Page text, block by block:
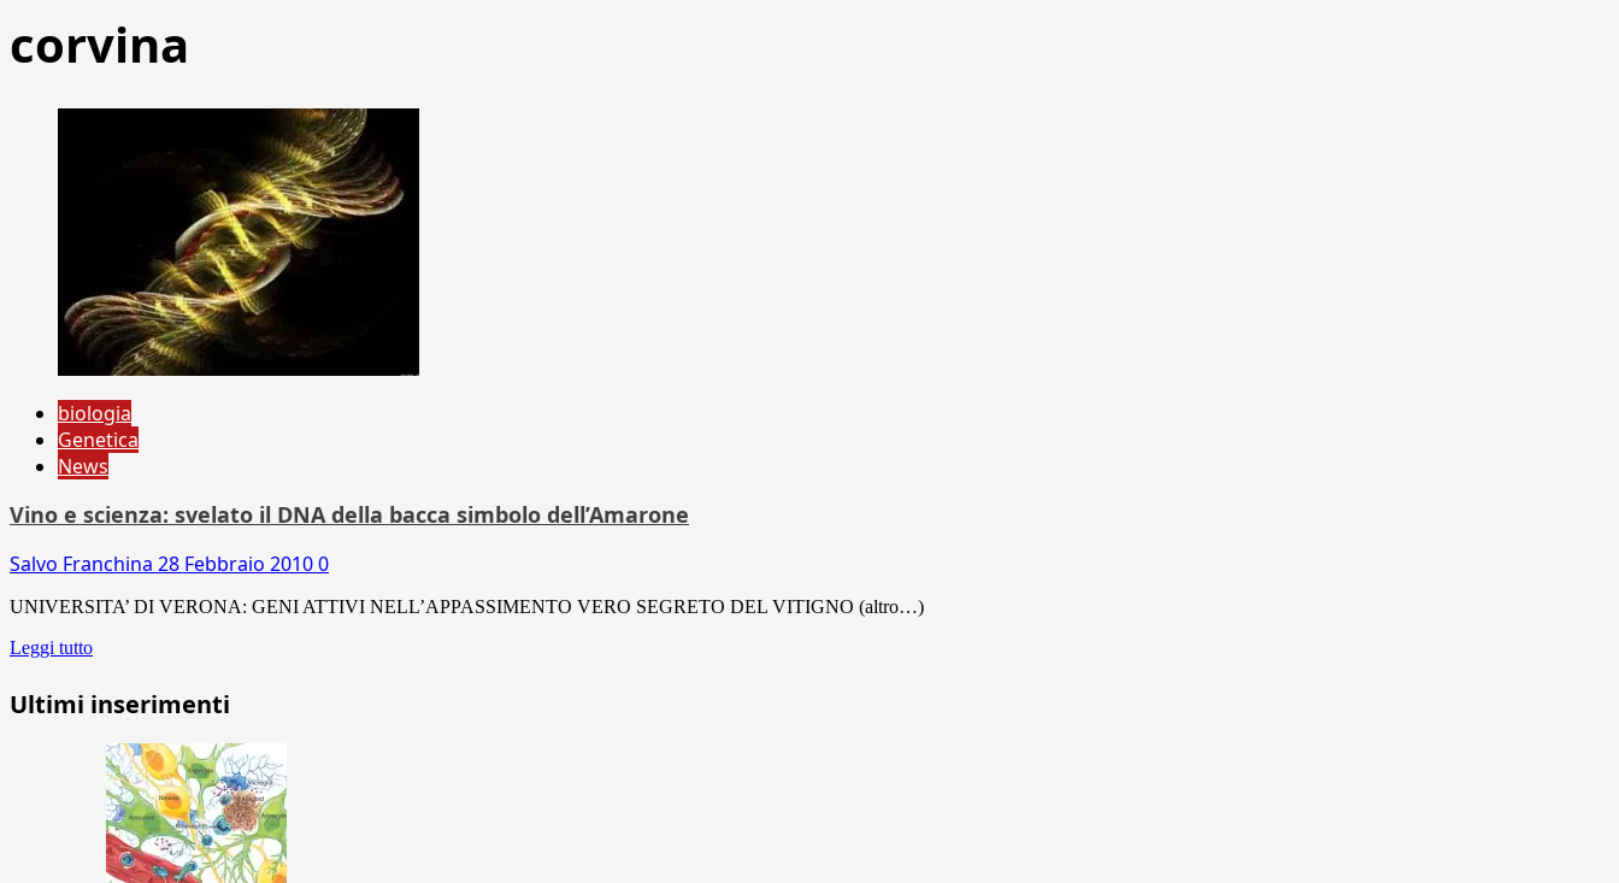
corvina
biologia
Genetica
News
Vino e scienza: svelato il DNA della bacca simbolo dell’Amarone
Salvo Franchina 28 Febbraio 20100
UNIVERSITA’ DI VERONA: GENI ATTIVI NELL’APPASSIMENTO VERO SEGRETO DEL VITIGNO (altro…)
Leggi tutto
Ultimi inserimenti